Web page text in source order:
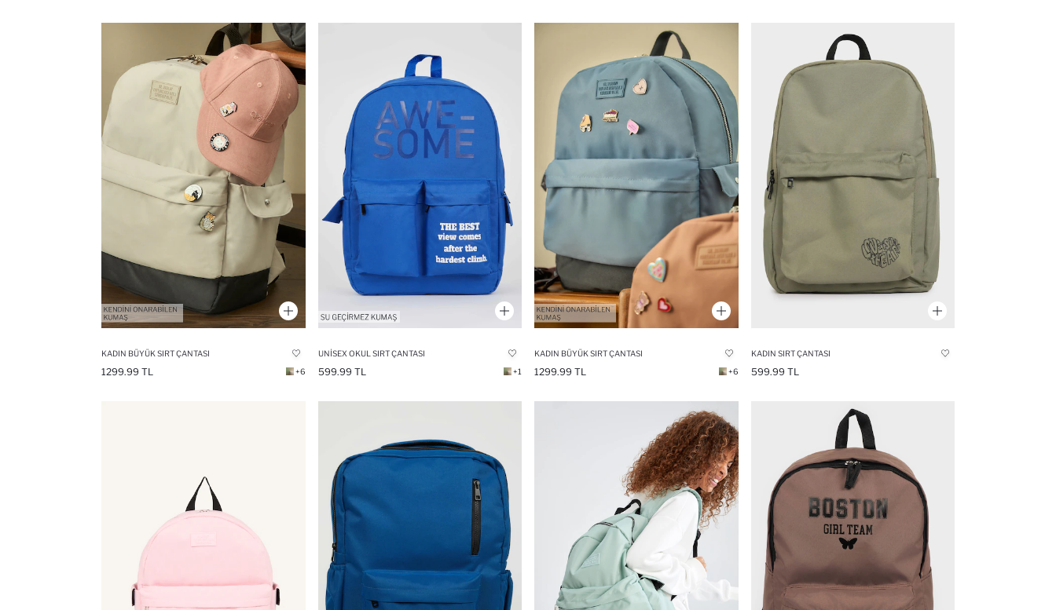
KADIN BÜYÜK SIRT ÇANTASI
1299.99 TL +6
UNISEX OKUL SIRT ÇANTASI
599.99 TL +1
KADIN BÜYÜK SIRT ÇANTASI
1299.99 TL +6
KADIN SIRT ÇANTASI
599.99 TL